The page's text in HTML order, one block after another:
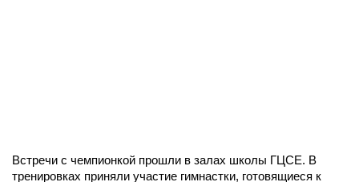
Встречи с чемпионкой прошли в залах школы ГЦСЕ. В
тренировках приняли участие гимнастки, готовящиеся к